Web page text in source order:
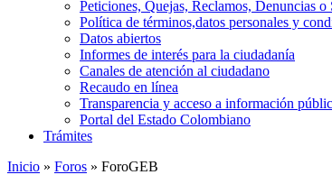
Peticiones, Quejas, Reclamos, Denuncias
Política de términos,datos personales y
Datos abiertos
Informes de interés para la ciudadanía
Canales de atención al ciudadano
Recaudo en línea
Transparencia y acceso a información
Portal del Estado Colombiano
Trámites
Inicio » Foros » ForoGEB